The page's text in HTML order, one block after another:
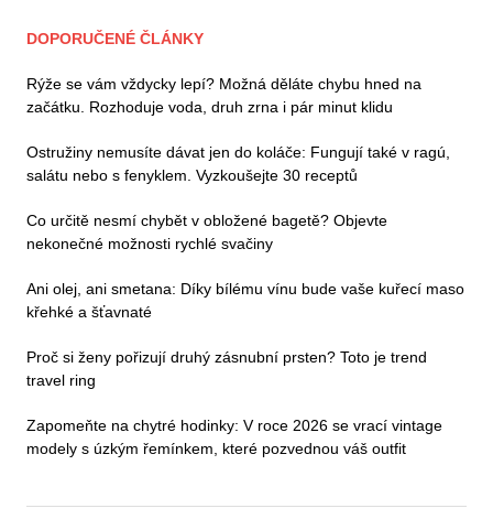
DOPORUČENÉ ČLÁNKY
Rýže se vám vždycky lepí? Možná děláte chybu hned na
začátku. Rozhoduje voda, druh zrna i pár minut klidu
Ostružiny nemusíte dávat jen do koláče: Fungují také v ragú,
salátu nebo s fenyklem. Vyzkoušejte 30 receptů
Co určitě nesmí chybět v obložené bagetě? Objevte
nekonečné možnosti rychlé svačiny
Ani olej, ani smetana: Díky bílému vínu bude vaše kuřecí maso
křehké a šťavnaté
Proč si ženy pořizují druhý zásnubní prsten? Toto je trend
travel ring
Zapomeňte na chytré hodinky: V roce 2026 se vrací vintage
modely s úzkým řemínkem, které pozvednou váš outfit